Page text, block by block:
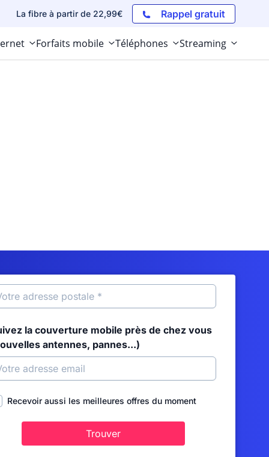
La fibre à partir de 22,99€ Rappel gratuit
Forfaits mobile Téléphones Streaming
la couverture mobile près de chez vous
antennes, pannes...)
Recevoir aussi les meilleures offres du moment
Trouver